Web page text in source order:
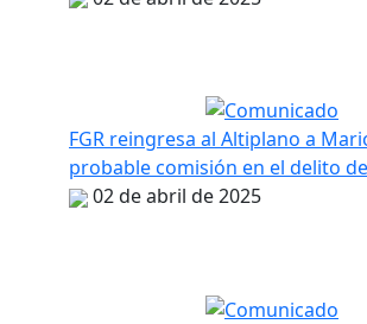
FGR reingresa al Altiplano a Mario
probable comisión en el delito
02 de abril de 2025